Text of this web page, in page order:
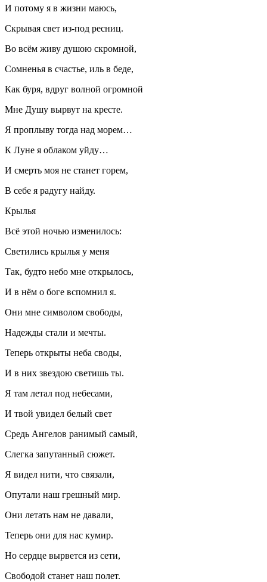
И потому я в жизни маюсь,
Скрывая свет из-под ресниц.
Во всём живу душою скромной,
Сомненья в счастье, иль в беде,
Как буря, вдруг волной огромной
Мне Душу вырвут на кресте.
Я проплыву тогда над морем…
К Луне я облаком уйду…
И смерть моя не станет горем,
В себе я радугу найду.
Крылья
Всё этой ночью изменилось:
Светились крылья у меня
Так, будто небо мне открылось,
И в нём о боге вспомнил я.
Они мне символом свободы,
Надежды стали и мечты.
Теперь открыты неба своды,
И в них звездою светишь ты.
Я там летал под небесами,
И твой увидел белый свет
Средь Ангелов ранимый самый,
Слегка запутанный сюжет.
Я видел нити, что связали,
Опутали наш грешный мир.
Они летать нам не давали,
Теперь они для нас кумир.
Но сердце вырвется из сети,
Свободой станет наш полет.